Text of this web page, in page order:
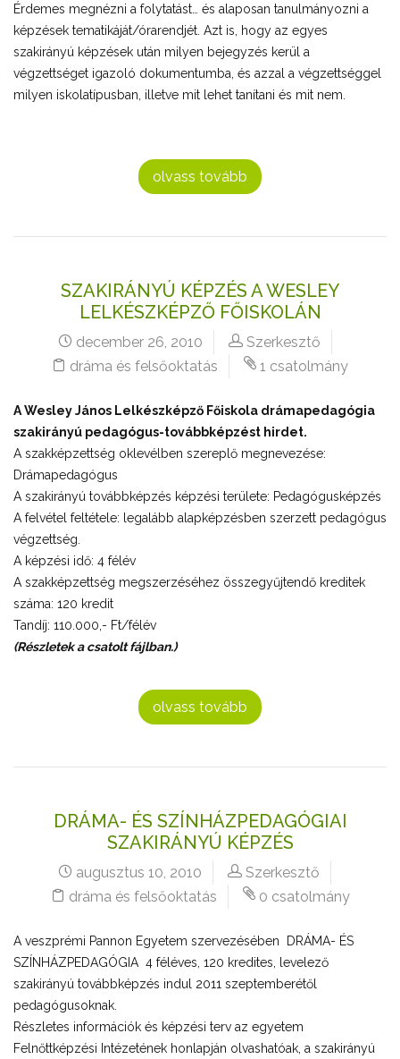
Érdemes megnézni a folytatást… és alaposan tanulmányozni a
képzések tematikáját/órarendjét. Azt is, hogy az egyes
szakirányú képzések után milyen bejegyzés kerül a
végzettséget igazoló dokumentumba, és azzal a végzettséggel
milyen iskolatípusban, illetve mit lehet tanítani és mit nem.
olvass tovább
SZAKIRÁNYÚ KÉPZÉS A WESLEY
LELKÉSZKÉPZŐ FŐISKOLÁN
december 26, 2010
Szerkesztő
dráma és felsőoktatás
1 csatolmány
A Wesley János Lelkészképző Főiskola drámapedagógia
szakirányú pedagógus-továbbképzést hirdet.
A szakképzettség oklevélben szereplő megnevezése:
Drámapedagógus
A szakirányú továbbképzés képzési területe: Pedagógusképzés
A felvétel feltétele: legalább alapképzésben szerzett pedagógus
végzettség.
A képzési idő: 4 félév
A szakképzettség megszerzéséhez összegyűjtendő kreditek
száma: 120 kredit
Tandíj: 110.000,- Ft/félév
(Részletek a csatolt fájlban.)
olvass tovább
DRÁMA- ÉS SZÍNHÁZPEDAGÓGIAI
SZAKIRÁNYÚ KÉPZÉS
augusztus 10, 2010
Szerkesztő
dráma és felsőoktatás
0 csatolmány
A veszprémi Pannon Egyetem szervezésében DRÁMA- ÉS
SZÍNHÁZPEDAGÓGIA 4 féléves, 120 kredites, levelező
szakirányú továbbképzés indul 2011 szeptemberétől
pedagógusoknak.
Részletes információk és képzési terv az egyetem
Felnőttképzési Intézetének honlapján olvashatóak, a szakirányú